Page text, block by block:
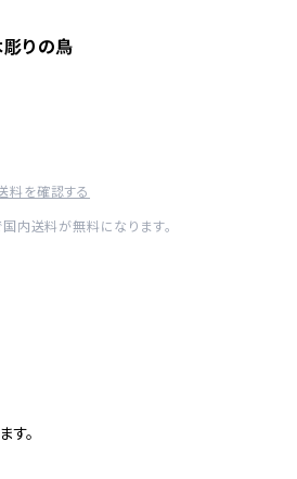
りの鳥
料を確認する
内送料が無料になります。
。